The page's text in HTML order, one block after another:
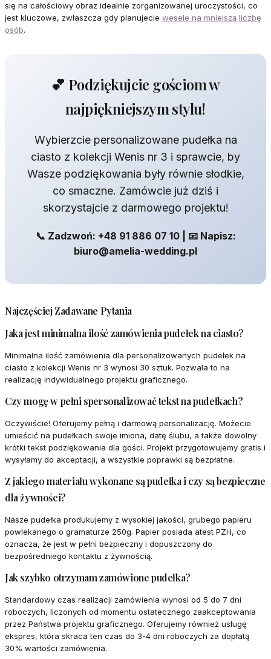
się na całościowy obraz idealnie zorganizowanej uroczystości, co
jest kluczowe, zwłaszcza gdy planujecie wesele na mniejszą liczbę
osób.
💕 Podziękujcie gościom w
najpiękniejszym stylu!
Wybierzcie personalizowane pudełka na
ciasto z kolekcji Wenis nr 3 i sprawcie, by
Wasze podziękowania były równie słodkie,
co smaczne. Zamówcie już dziś i
skorzystajcie z darmowego projektu!
📞 Zadzwoń: +48 91 886 07 10 | 📧 Napisz:
biuro@amelia-wedding.pl
Najczęściej Zadawane Pytania
Jaka jest minimalna ilość zamówienia pudełek na ciasto?
Minimalna ilość zamówienia dla personalizowanych pudełek na
ciasto z kolekcji Wenis nr 3 wynosi 30 sztuk. Pozwala to na
realizację indywidualnego projektu graficznego.
Czy mogę w pełni spersonalizować tekst na pudełkach?
Oczywiście! Oferujemy pełną i darmową personalizację. Możecie
umieścić na pudełkach swoje imiona, datę ślubu, a także dowolny
krótki tekst podziękowania dla gości. Projekt przygotowujemy gratis i
wysyłamy do akceptacji, a wszystkie poprawki są bezpłatne.
Z jakiego materiału wykonane są pudełka i czy są bezpieczne
dla żywności?
Nasze pudełka produkujemy z wysokiej jakości, grubego papieru
powlekanego o gramaturze 250g. Papier posiada atest PZH, co
oznacza, że jest w pełni bezpieczny i dopuszczony do
bezpośredniego kontaktu z żywnością.
Jak szybko otrzymam zamówione pudełka?
Standardowy czas realizacji zamówienia wynosi od 5 do 7 dni
roboczych, liczonych od momentu ostatecznego zaakceptowania
przez Państwa projektu graficznego. Oferujemy również usługę
ekspres, która skraca ten czas do 3-4 dni roboczych za dopłatą
30% wartości zamówienia.